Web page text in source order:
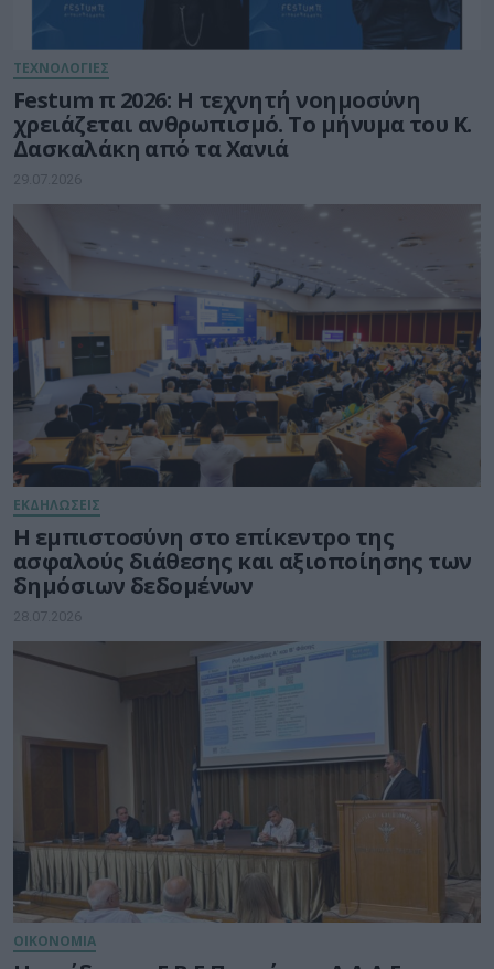
ΤΕΧΝΟΛΟΓΙΕΣ
Festum π 2026: Η τεχνητή νοημοσύνη
χρειάζεται ανθρωπισμό. Το μήνυμα του Κ.
Δασκαλάκη από τα Χανιά
29.07.2026
ΕΚΔΗΛΩΣΕΙΣ
Η εμπιστοσύνη στο επίκεντρο της
ασφαλούς διάθεσης και αξιοποίησης των
δημόσιων δεδομένων
28.07.2026
ΟΙΚΟΝΟΜΙΑ